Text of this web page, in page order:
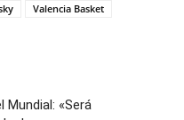
Valencia Basket
Mundial: «Será